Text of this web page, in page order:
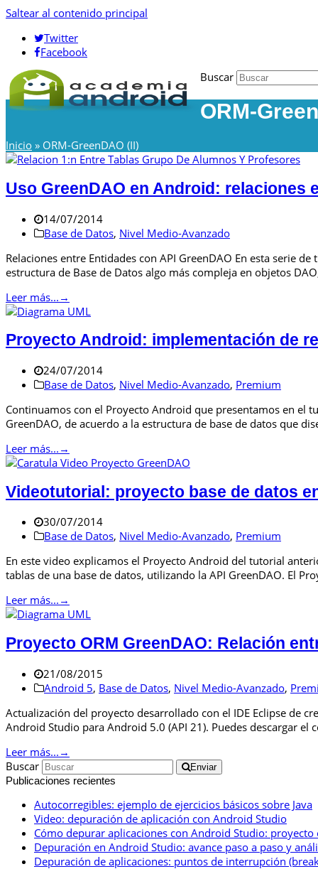
Saltear al contenido principal
Twitter
Facebook
Buscar
ORM-
Inicio » ORM-GreenDAO (II)
Uso GreenDAO en Android: relaciones
14/07/2014
Base de Datos, Nivel Medio-Avanzado
Relaciones entre Entidades con API GreenDAO En esta serie
estructura de Base de Datos algo más compleja en objetos
Leer más... →
Proyecto Android: implementación de
24/07/2014
Base de Datos, Nivel Medio-Avanzado, Premium
Continuamos con el Proyecto Android que presentamos en el
GreenDAO, de acuerdo a la estructura de base de datos que
Leer más... →
Videotutorial: proyecto base de datos
30/07/2014
Base de Datos, Nivel Medio-Avanzado, Premium
En este video explicamos el Proyecto Android del tutorial
tablas de una base de datos, utilizando la API GreenDAO. El
Leer más... →
Proyecto ORM GreenDAO: Relación
21/08/2015
Android 5, Base de Datos, Nivel Medio-Avanzado,
Actualización del proyecto desarrollado con el IDE Eclipse de
Android Studio para Android 5.0 (API 21). Puedes descargar
Leer más... →
Buscar
Enviar
Publicaciones recientes
Autocorregibles: ejemplo de ejercicios básicos sobre Java
Video: depuración de aplicación con Android Studio
Cómo depurar aplicaciones con Android Studio: proyecto
Depuración en Android Studio: avance paso a paso y
Depuración de aplicaciones: puntos de interrupción